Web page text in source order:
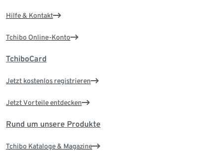
Hilfe & Kontakt
Tchibo Online-Konto
TchiboCard
Jetzt kostenlos registrieren
Jetzt Vorteile entdecken
Rund um unsere Produkte
Tchibo Kataloge & Magazine